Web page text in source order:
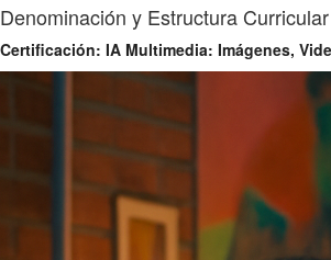
Denominación y Estructura Curricular
Certificación: IA Multimedia: Imágenes,